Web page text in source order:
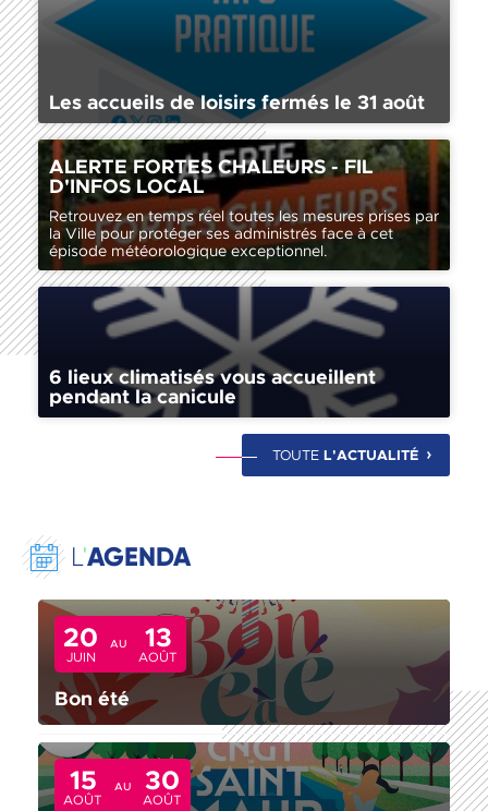
Les accueils de loisirs fermés le 31 août
ALERTE FORTES CHALEURS - FIL
D'INFOS LOCAL
Retrouvez en temps réel toutes les mesures prises par
la Ville pour protéger ses administrés face à cet
épisode météorologique exceptionnel.
Retrouvez en temps réel toutes les mesures prises par la
Ville pour protéger ses administrés face à cet épisode
météorologique exceptionnel.
6 lieux climatisés vous accueillent
pendant la canicule
TOUTE L'ACTUALITÉ
L'AGENDA
Bon été
20
JUIN
AU 13
AOÛT
15
AOÛT
AU 30
AOÛT